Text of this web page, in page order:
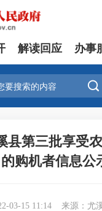
解读回应 办事

县第三批享受
的购机者信息公
03-15 11:14 来源：尤